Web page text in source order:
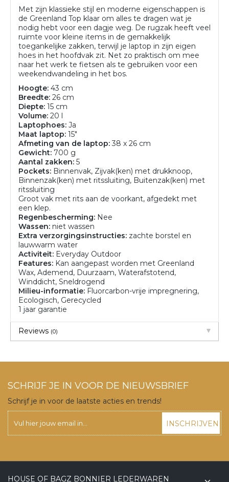
Met zijn klassieke stijl en moderne eigenschappen is
de Greenland Top klaar om alles te dragen wat je
nodig hebt voor een dagje weg. De rugzak heeft veel
ruimte voor kleine items in de gemakkelijk
toegankelijke zakken, terwijl je laptop in zijn eigen
hoes in het hoofdvak zit. Net zo praktisch om mee
naar het werk te fietsen als te gebruiken voor een
weekendwandeling in het bos.
Hoogte: 43 cm
Breedte: 26 cm
Diepte: 15 cm
Volume: 20 l
Laptophoes: Ja
Maat laptop: 15"
Afmeting van de laptop:38 x 26 cm
Gewicht: 700 g
Aantal zakken: 5
Pockets: Binnenvak, Zijvak(ken) met drukknoop,
Binnenzak(ken) met ritssluiting, Buitenzak(ken) met
ritssluiting
Groot vak met rits aan de voorkant, afgedekt met
een klep.
Regenbescherming: Nee
Wassen: niet wassen
Extra verzorgingsinstructies: zachte borstel en
lauwwarm water
Activiteit: Everyday Outdoor
Features: Kan aangepast worden met Greenland
Wax, Ademend, Duurzaam, Waterafstotend,
Winddicht, Sneldrogend
Milieu-informatie: Fluorcarbon-vrije impregnering,
Ecologisch, Gerecycled
1 jaar garantie
Reviews (0)
SCHRIJF JE IN VOOR DE NIEUWSBRIEF
Schrijf je in voor de laatste acties en trends!
INSCHRIJVEN
HOUSE OF BAGZ BONNIER LEDERWAREN